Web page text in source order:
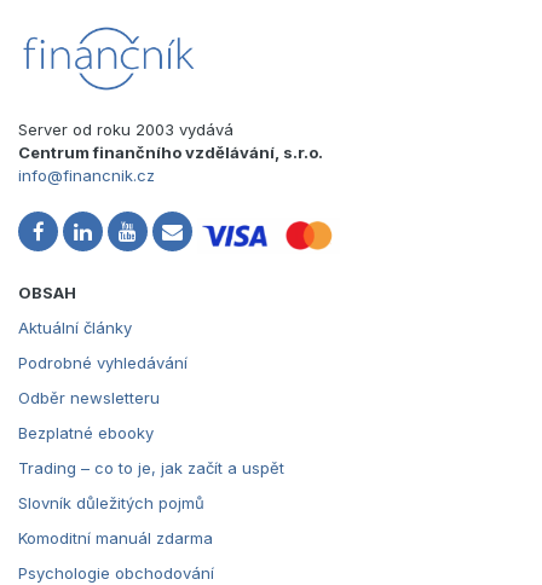
Server od roku 2003 vydává
Centrum finančního vzdělávání, s.r.o.
info@financnik.cz
OBSAH
Aktuální články
Podrobné vyhledávání
Odběr newsletteru
Bezplatné ebooky
Trading – co to je, jak začít a uspět
Slovník důležitých pojmů
Komoditní manuál zdarma
Psychologie obchodování